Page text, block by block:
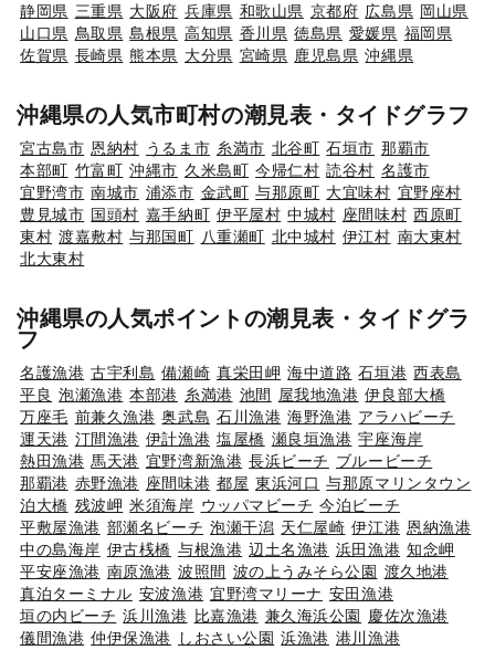
静岡県 三重県 大阪府 兵庫県 和歌山県 京都府 広島県 岡山県
山口県 鳥取県 島根県 高知県 香川県 徳島県 愛媛県 福岡県
佐賀県 長崎県 熊本県 大分県 宮崎県 鹿児島県 沖縄県
沖縄県の人気市町村の潮見表・タイドグラフ
宮古島市 恩納村 うるま市 糸満市 北谷町 石垣市 那覇市
本部町 竹富町 沖縄市 久米島町 今帰仁村 読谷村 名護市
宜野湾市 南城市 浦添市 金武町 与那原町 大宜味村 宜野座村
豊見城市 国頭村 嘉手納町 伊平屋村 中城村 座間味村 西原町
東村 渡嘉敷村 与那国町 八重瀬町 北中城村 伊江村 南大東村
北大東村
沖縄県の人気ポイントの潮見表・タイドグラ
フ
名護漁港 古宇利島 備瀬崎 真栄田岬 海中道路 石垣港 西表島
平良 泡瀬漁港 本部港 糸満港 池間 屋我地漁港 伊良部大橋
万座毛 前兼久漁港 奥武島 石川漁港 海野漁港 アラハビーチ
運天港 汀間漁港 伊計漁港 塩屋橋 瀬良垣漁港 宇座海岸
熱田漁港 馬天港 宜野湾新漁港 長浜ビーチ ブルービーチ
那覇港 赤野漁港 座間味港 都屋 東浜河口 与那原マリンタウン
泊大橋 残波岬 米須海岸 ウッパマビーチ 今泊ビーチ
平敷屋漁港 部瀬名ビーチ 泡瀬干潟 天仁屋崎 伊江港 恩納漁港
中の島海岸 伊古桟橋 与根漁港 辺土名漁港 浜田漁港 知念岬
平安座漁港 南原漁港 波照間 波の上うみそら公園 渡久地港
真泊ターミナル 安波漁港 宜野湾マリーナ 安田漁港
垣の内ビーチ 浜川漁港 比嘉漁港 兼久海浜公園
慶佐次漁港
儀間漁港 仲伊保漁港 しおさい公園 浜漁港 港川漁港